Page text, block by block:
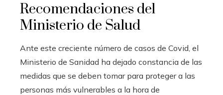
Recomendaciones del
Ministerio de Salud
Ante este creciente número de casos de Covid, el
Ministerio de Sanidad ha dejado constancia de las
medidas que se deben tomar para proteger a las
personas más vulnerables a la hora de